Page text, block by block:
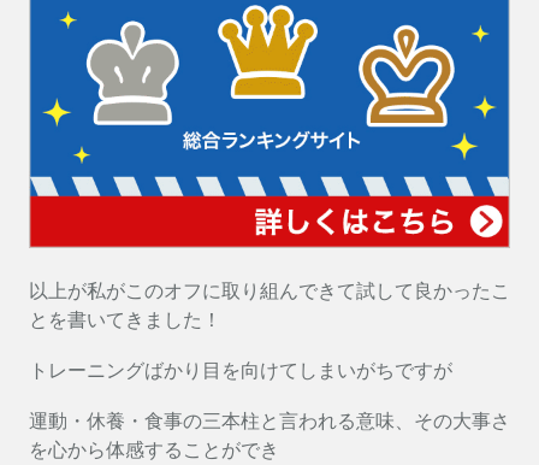
以上が私がこのオフに取り組んできて試して良かったこ
とを書いてきました！
トレーニングばかり目を向けてしまいがちですが
運動・休養・食事の三本柱と言われる意味、その大事さ
を心から体感することができ